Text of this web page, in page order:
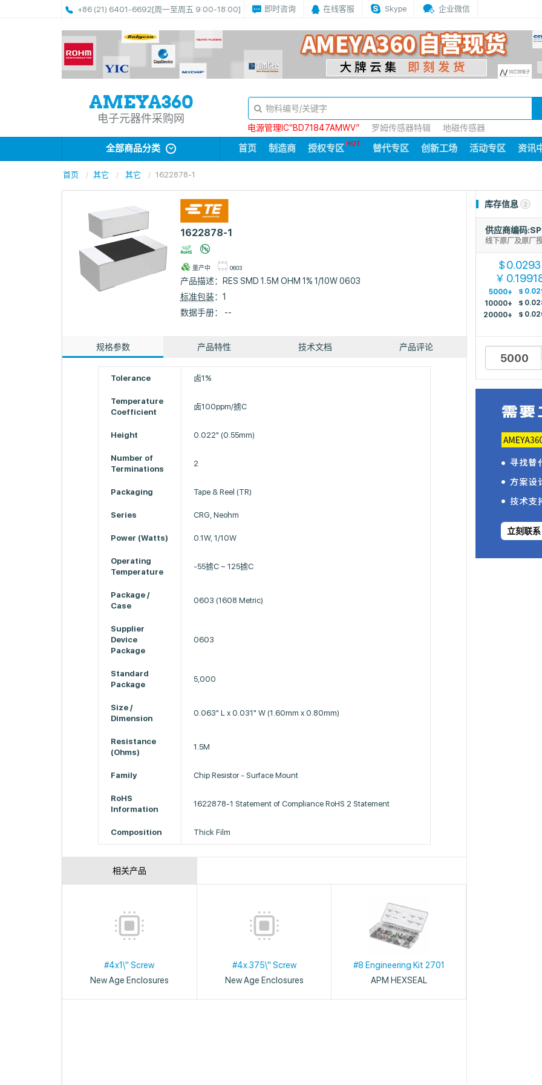
+86 (21) 6401-6692[周一至周五 9:00-18:00] 即时咨询 在线客服 Skype 企业微信
电子元器件采购网
电源管理IC“BD71847AMWV”
罗姆传感器特辑 地磁传感器
全部商品分类 首页 制造商 授权专区 替代专区 创新工场 活动专区 资讯
首页 其它 其它 1622878-1
1622878-1
量产中 0603
产品描述：
RES SMD 1.5M OHM 1% 1/10W 0603
标准包装：1
数据手册： --
规格参数 产品特性 技术文档 产品评论
Tolerance 卤1%
Temperature
Coefficient
卤100ppm/掳C
Height 0.022" (0.55mm)
Number of
Terminations
2
Packaging Tape & Reel (TR)
Series CRG, Neohm
Power (Watts) 0.1W, 1/10W
Operating
Temperature
-55掳C ~ 125掳C
Package /
Case
0603 (1608 Metric)
Supplier
Device
Package
0603
Standard
Package
5,000
Size /
Dimension
0.063" L x 0.031" W (1.60mm x 0.80mm)
Resistance
(Ohms)
1.5M
Family Chip Resistor - Surface Mount
RoHS
Information
1622878-1 Statement of Compliance RoHS 2 Statement
Composition Thick Film
相关产品
#4x1\" Screw
New Age Enclosures
#4x.375\" Screw
New Age Enclosures
#8 Engineering Kit 2701
APM HEXSEAL
库存信息 2
供应商编码
线下原厂及原厂
$0.0293
￥
5000+ $
10000+
$
20000+
$
立刻联系